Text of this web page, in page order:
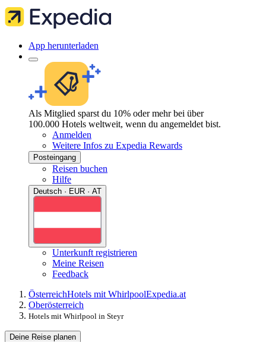
App herunterladen
Als Mitglied sparst du 10% oder mehr bei über
100.000 Hotels weltweit, wenn du angemeldet bist.
Anmelden
Weitere Infos zu Expedia Rewards
Posteingang
Reisen buchen
Hilfe
Deutsch · EUR · AT
Unterkunft registrieren
Meine Reisen
Feedback
ÖsterreichHotels mit WhirlpoolExpedia.at
Oberösterreich
Hotels mit Whirlpool in Steyr
Deine Reise planen